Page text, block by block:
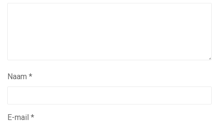
Naam *
E-mail *